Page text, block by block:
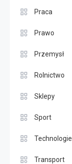
Praca
Prawo
Przemysł
Rolnictwo
Sklepy
Sport
Technologie
Transport